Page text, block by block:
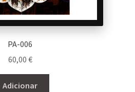
PA-006
60,00 €
Adicionar